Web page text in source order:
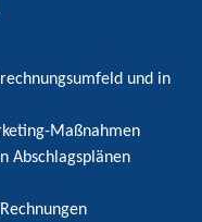
und in
Maßnahmen
Abschlagsplänen